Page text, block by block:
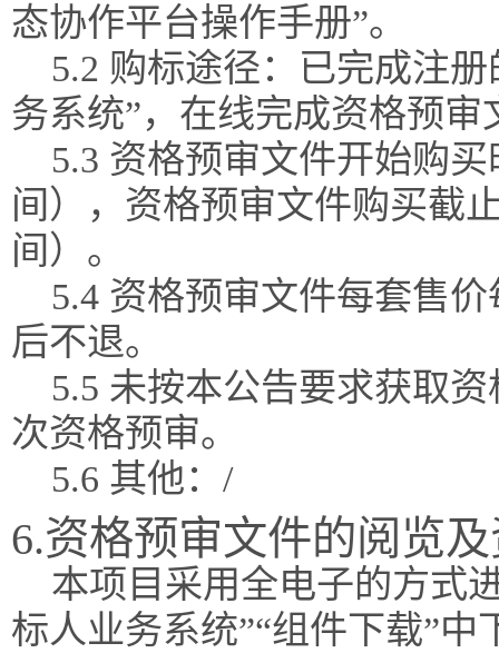
态协作平台操作手册”。
5.2 购标途径：已完成注
务系统”，在线完成资格预审
5.3 资格预审文件开始购买
间），资格预审文件购买截
间）。
5.4 资格预审文件每套售
后不退。
5.5 未按本公告要求获取
次资格预审。
5.6 其他：/
6.资格预审文件的阅览
本项目采用全电子的方式
标人业务系统”“组件下载”